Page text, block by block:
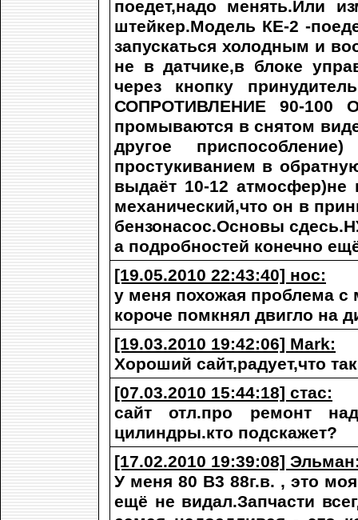
поедет,надо менять.Или
штейкер.Модель КЕ-2 -
запускаться холодным и
не в датчике,в блоке
через кнопку
СОПРОТИВЛЕНИЕ 90-100
промываются в снятом
другое
простукиванием в
выдаёт 10-12 атмосфер)не
механический,что он в
бензонасос.Основы
а подробностей конечно
[19.05.2010 22:43:40] нос:
у меня похожая проблема с
короче помкнял двигло на
[19.03.2010 19:42:06] Mark:
Хороший сайт,радует,что
[07.03.2010 15:44:18] стас:
сайт отл.про ремонт
цилиндры.кто подскажет?
[17.02.2010 19:39:08]
У меня 80 В3 88г.в. , это
ещё не видал.Запчасти